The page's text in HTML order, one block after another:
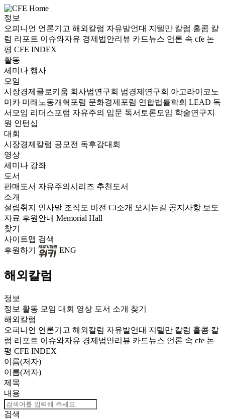
정보
오피니언 언론기고 해외칼럼 자유발언대 지텔만 칼럼 홀콤 칼
럼 리포트 이슈와자유 경제법안리뷰 카드뉴스 언론 속 cfe 논
평 CFE INDEX
활동
세미나 행사
모임
시장경제콜로키움 회사법연구회 법경제연구회 아고라이코노
미카 미래노동개혁포럼 문화경제포럼 연합법률학회 LEAD 독
서모임 리더스포럼 자유주의 입문 독서토론모임 학술연구지
원 인턴십
대회
시장경제칼럼 공모전 독후감대회
영상
세미나 강좌
도서
판매도서 자유주의시리즈 추천도서
소개
설립취지 인사말 조직도 비전 CI소개 오시는길 공지사항 보도
자료 후원안내 Memorial Hall
찾기
사이트맵 검색
후원하기
ENG
해외칼럼
정보
정보 활동 모임 대회 영상 도서 소개 찾기
해외칼럼
오피니언 언론기고 해외칼럼 자유발언대 지텔만 칼럼 홀콤 칼
럼 리포트 이슈와자유 경제법안리뷰 카드뉴스 언론 속 cfe 논
평 CFE INDEX
이름(저자)
이름(저자)
제목
내용
검색